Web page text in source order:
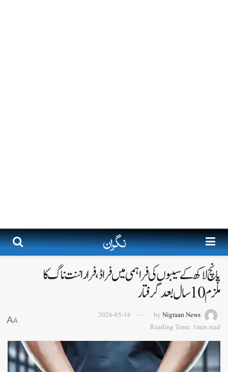
پانچ لاکھ کے سیبوں کی فراہمی میں فراڈ، فراراننت ناگ کا
ملزم 10سال بعدگرفتار
by Nigraan News
2026-05-16
Reading Time: 1min read
A
A